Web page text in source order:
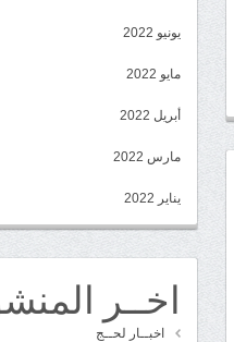
يونيو 2022
مايو 2022
أبريل 2022
مارس 2022
يناير 2022
اخــر
اخبــار لحــج